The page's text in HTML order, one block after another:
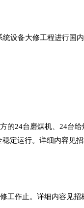
设备大修工程进行国
的24台磨煤机、24台
定运行。详细内容见
作止。详细内容见招